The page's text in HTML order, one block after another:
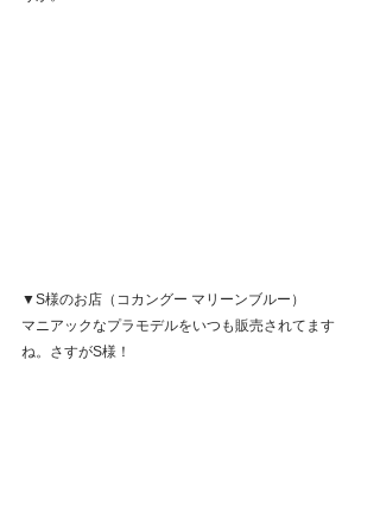
▼S様のお店（コカングー マリーンブルー）
マニアックなプラモデルをいつも販売されてます
ね。さすがS様！